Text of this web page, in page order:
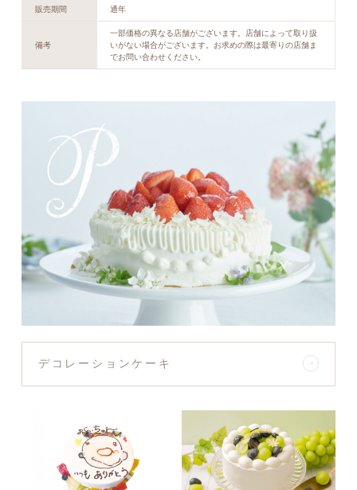
販売期間 通年
備考
一部価格の異なる店舗がございます。店舗によって取り扱
いがない場合がございます。お求めの際は最寄りの店舗ま
でお問い合わせください。
デコレーションケーキ